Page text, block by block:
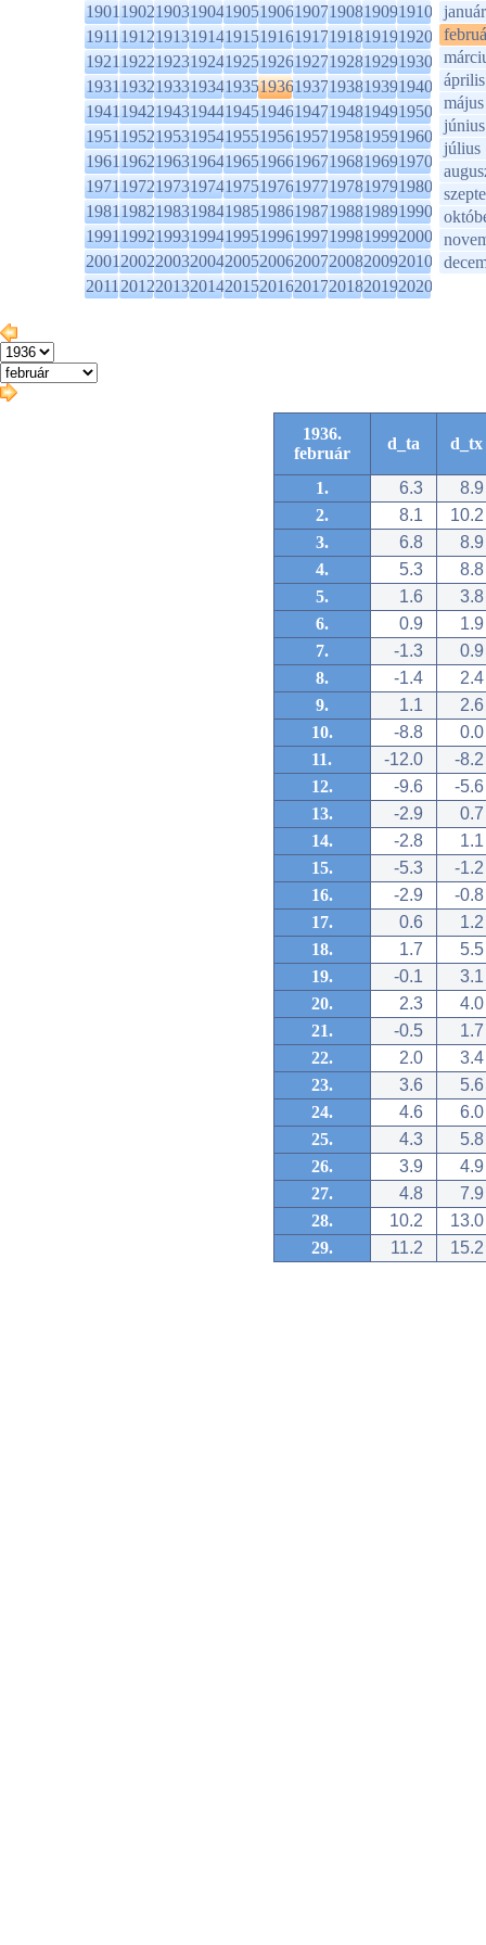
1901190219031904190519061907190819091910
1911191219131914191519161917191819191920
1921192219231924192519261927192819291930
1931193219331934193519361937193819391940
1941194219431944194519461947194819491950
1951195219531954195519561957195819591960
1961196219631964196519661967196819691970
1971197219731974197519761977197819791980
1981198219831984198519861987198819891990
1991199219931994199519961997199819992000
2001200220032004200520062007200820092010
2011201220132014201520162017201820192020
január
április
május
június
július
1936.
február
d_ta d_tx
1. 6.3
8.9
2.
8.1
10.2
3.
6.8
8.9
4.
5.3
8.8
5.
1.6
3.8
6.
0.9
1.9
7.
-1.3
0.9
8.
-1.4
2.4
9.
1.1
2.6
10.
-8.8
0.0
11.
-12.0
-8.2
12.
-9.6
-5.6
13.
-2.9
0.7
14.
-2.8
1.1
15.
-5.3
-1.2
16.
-2.9
-0.8
17.
0.6
1.2
18.
1.7
5.5
19.
-0.1
3.1
20.
2.3
4.0
21.
-0.5
1.7
22.
2.0
3.4
23.
3.6
5.6
24.
4.6
6.0
25.
4.3
5.8
26.
3.9
4.9
27.
4.8
7.9
28.
10.2
13.0
29.
11.2 15.2